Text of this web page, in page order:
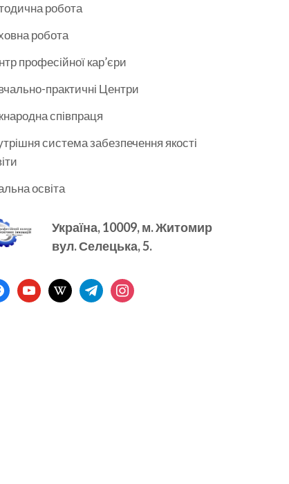
робота
робота
професійної кар’єри
практичні Центри
співпраця
система забезпечення якості
освіта
Україна, 10009, м.Житомир
вул. Селецька, 5.
youtubewikipediatelegraminstagram